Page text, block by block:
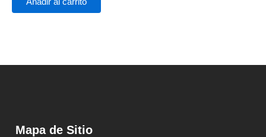
Añadir al carrito
Mapa de Sitio